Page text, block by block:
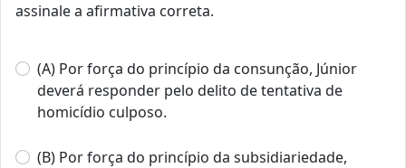
assinale a afirmativa correta.
(A) Por força do princípio da consunção, Júnior
deverá responder pelo delito de tentativa de
homicídio culposo.
(B) Por força do princípio da subsidiariedade,